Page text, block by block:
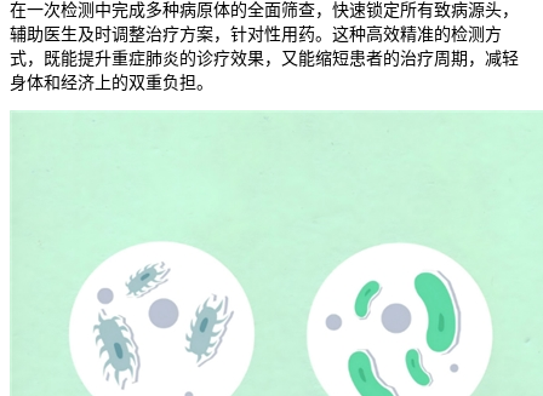
在一次检测中完成多种病原体的全面筛查，快速锁定所有致病源头，
辅助医生及时调整治疗方案，针对性用药。这种高效精准的检测方
式，既能提升重症肺炎的诊疗效果，又能缩短患者的治疗周期，减轻
身体和经济上的双重负担。